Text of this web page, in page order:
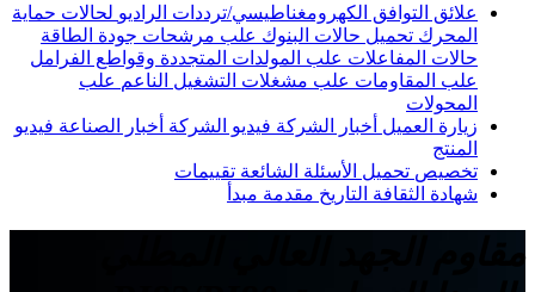
علائق التوافق الكهرومغناطيسي/ترددات الراديو لحالات حماية
المحرك تحميل حالات البنوك علب مرشحات جودة الطاقة
حالات المفاعلات علب المولدات المتجددة وقواطع الفرامل
علب المقاومات علب مشغلات التشغيل الناعم علب
المحولات
زيارة العميل أخبار الشركة فيديو الشركة أخبار الصناعة فيديو
المنتج
تخصيص تحميل الأسئلة الشائعة تقييمات
شهادة الثقافة التاريخ مقدمة مبدأ